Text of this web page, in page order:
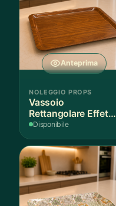
Anteprima
NOLEGGIO PROPS
Vassoio
Rettangolare Effetto
Legno
Disponibile